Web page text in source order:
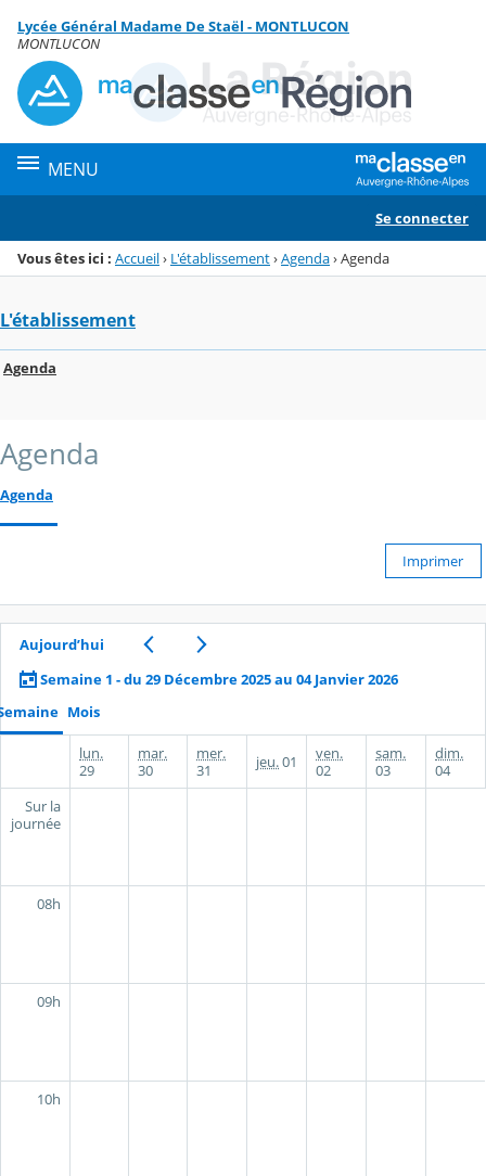
Menu de la rubrique
Contenu
Lycée Général Madame De Staël - MONTLUCON
MONTLUCON
MENU
Se connecter
Vous êtes ici : Accueil› L'établissement›Agenda›Agenda
L'établissement
Agenda
Agenda
Agenda
Imprimer
Aujourd’hui
Semaine 1 - du 29 Décembre 2025 au 04 Janvier 2026
Mois
lun.
29
mar.
30
mer.
31
jeu.01
ven.
02
sam.
03
dim.
04
Sur la
journée
08h
09h
10h